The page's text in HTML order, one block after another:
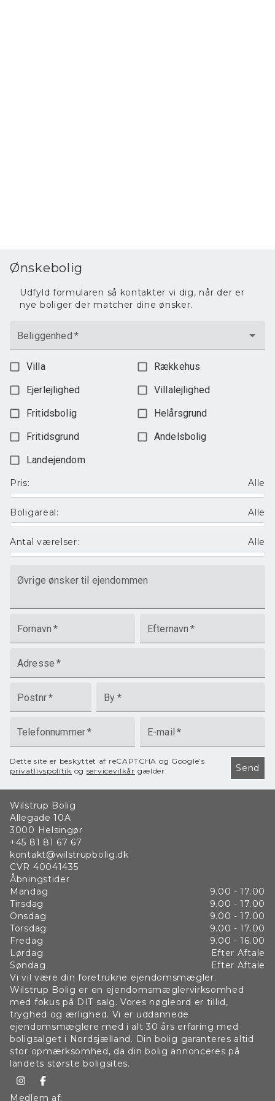
Ønskebolig
Udfyld formularen så kontakter vi dig, når der er
nye boliger der matcher dine ønsker.
Beliggenhed *
Villa
Rækkehus
Ejerlejlighed
Villalejlighed
Fritidsbolig
Helårsgrund
Fritidsgrund
Andelsbolig
Landejendom
Pris: Alle
Boligareal: Alle
Antal værelser: Alle
Øvrige ønsker til ejendommen
Fornavn * Efternavn *
Adresse *
Postnr* By *
Telefonnummer* E-mail *
Dette site er beskyttet af reCAPTCHA og Google’s
privatlivspolitik og servicevilkår gælder. Send
Wilstrup Bolig
Allegade 10A
3000 Helsingør
+45 81 81 67 67
kontakt@wilstrupbolig.dk
CVR 40041435
Åbningstider
Mandag
9.00 - 17.00
Tirsdag
9.00 - 17.00
Onsdag
9.00 - 17.00
Torsdag
9.00 - 17.00
Fredag
9.00 - 16.00
Lørdag
Efter Aftale
Søndag
Efter Aftale
Vi vil være din foretrukne ejendomsmægler.
Wilstrup Bolig er en ejendomsmæglervirksomhed
med fokus på DIT salg. Vores nøgleord er tillid,
tryghed og ærlighed. Vi er uddannede
ejendomsmæglere med i alt 30 års erfaring med
boligsalget i Nordsjælland. Din bolig garanteres altid
stor opmærksomhed, da din bolig annonceres på
landets største boligsites.
Medlem af: